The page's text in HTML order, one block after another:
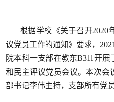
根据学校《关于召开2020
议党员工作的通知》要求， 2021
院本科一支部在教东B311 开展
和民主评议党员会议。本次会
部书记李伟主持，支部所有党